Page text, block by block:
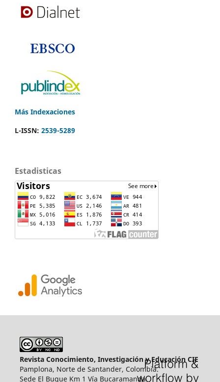
Más Indexaciones
L-ISSN: 2539-5289
Estadisticas
Revista Conocimiento, Investigación y Educación CIE
Pamplona, Norte de Santander, Colombia.
Sede El Buque Km 1 Vía Bucaramanga.